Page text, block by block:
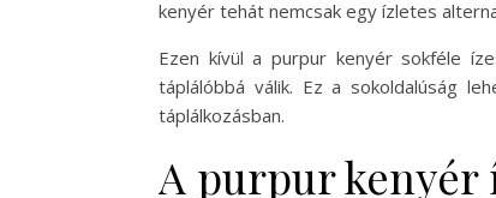
kenyér tehát nemcsak egy ízletes
Ezen kívül a purpur kenyér sokféle
táplálóbbá válik. Ez a sokoldalúság
táplálkozásban.
A purpur kenyér